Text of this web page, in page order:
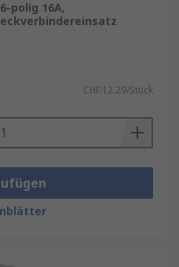
polig 16A,
CHF.12.29/Stück